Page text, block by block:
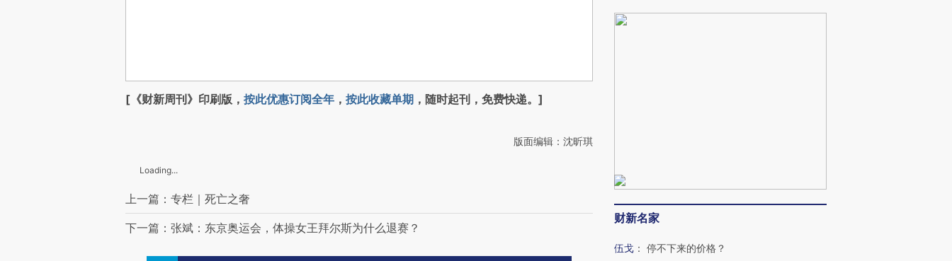
[《财新周刊》印刷版， 按此优惠订阅全年 ， 按此收藏单期 ，随时起刊，免费快递。]
版面编辑：沈昕琪
Loading...
上一篇：专栏｜死亡之奢
下一篇：张斌：东京奥运会，体操女王拜尔斯为什么退赛？
财新名家
伍戈 ： 停不下来的价格？